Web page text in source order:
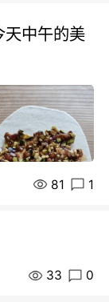
中午的美
81 1
33 0